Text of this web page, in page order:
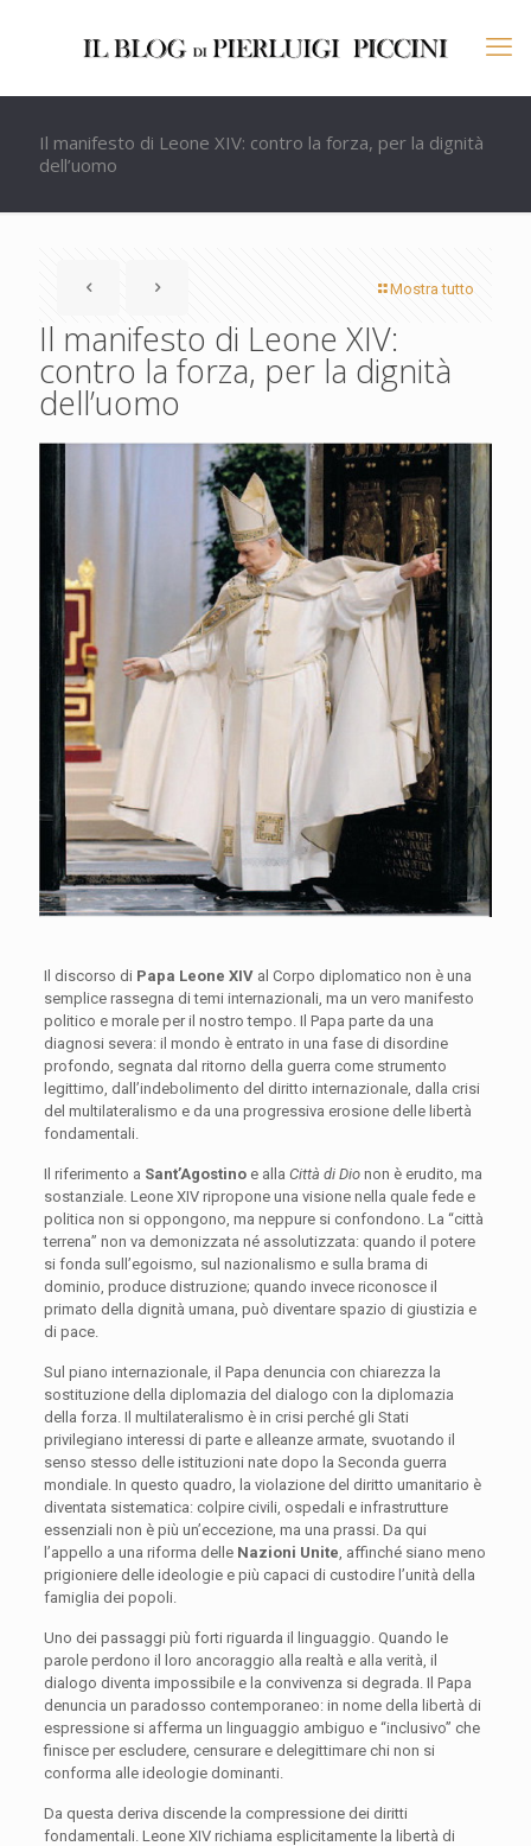
Il manifesto di Leone XIV: contro la forza, per la dignità
dell’uomo
Mostra tutto
Il manifesto di Leone XIV:
contro la forza, per la dignità
dell’uomo
Il discorso di Papa Leone XIVal Corpo diplomatico non è una
semplice rassegna di temi internazionali, ma un vero manifesto
politico e morale per il nostro tempo. Il Papa parte da una
diagnosi severa: il mondo è entrato in una fase di disordine
profondo, segnata dal ritorno della guerra come strumento
legittimo, dall’indebolimento del diritto internazionale, dalla crisi
del multilateralismo e da una progressiva erosione delle libertà
fondamentali.
Il riferimento a Sant’Agostinoe alla Città di Dionon è erudito, ma
sostanziale. Leone XIV ripropone una visione nella quale fede e
politica non si oppongono, ma neppure si confondono. La “città
terrena” non va demonizzata né assolutizzata: quando il potere
si fonda sull’egoismo, sul nazionalismo e sulla brama di
dominio, produce distruzione; quando invece riconosce il
primato della dignità umana, può diventare spazio di giustizia e
di pace.
Sul piano internazionale, il Papa denuncia con chiarezza la
sostituzione della diplomazia del dialogo con la diplomazia
della forza. Il multilateralismo è in crisi perché gli Stati
privilegiano interessi di parte e alleanze armate, svuotando il
senso stesso delle istituzioni nate dopo la Seconda guerra
mondiale. In questo quadro, la violazione del diritto umanitario è
diventata sistematica: colpire civili, ospedali e infrastrutture
essenziali non è più un’eccezione, ma una prassi. Da qui
l’appello a una riforma delle Nazioni Unite , affinché siano meno
prigioniere delle ideologie e più capaci di custodire l’unità della
famiglia dei popoli.
Uno dei passaggi più forti riguarda il linguaggio. Quando le
parole perdono il loro ancoraggio alla realtà e alla verità, il
dialogo diventa impossibile e la convivenza si degrada. Il Papa
denuncia un paradosso contemporaneo: in nome della libertà di
espressione si afferma un linguaggio ambiguo e “inclusivo” che
finisce per escludere, censurare e delegittimare chi non si
conforma alle ideologie dominanti.
Da questa deriva discende la compressione dei diritti
fondamentali. Leone XIV richiama esplicitamente la libertà di